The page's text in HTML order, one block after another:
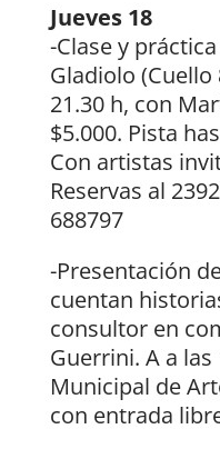
Jueves 18
-Clase y
Gladiolo (Cuello
21.30 h, con
$5.000. Pista
Con artistas
Reservas al
688797
-Presentación
cuentan
consultor en
Guerrini. A a
Municipal de
con entrada